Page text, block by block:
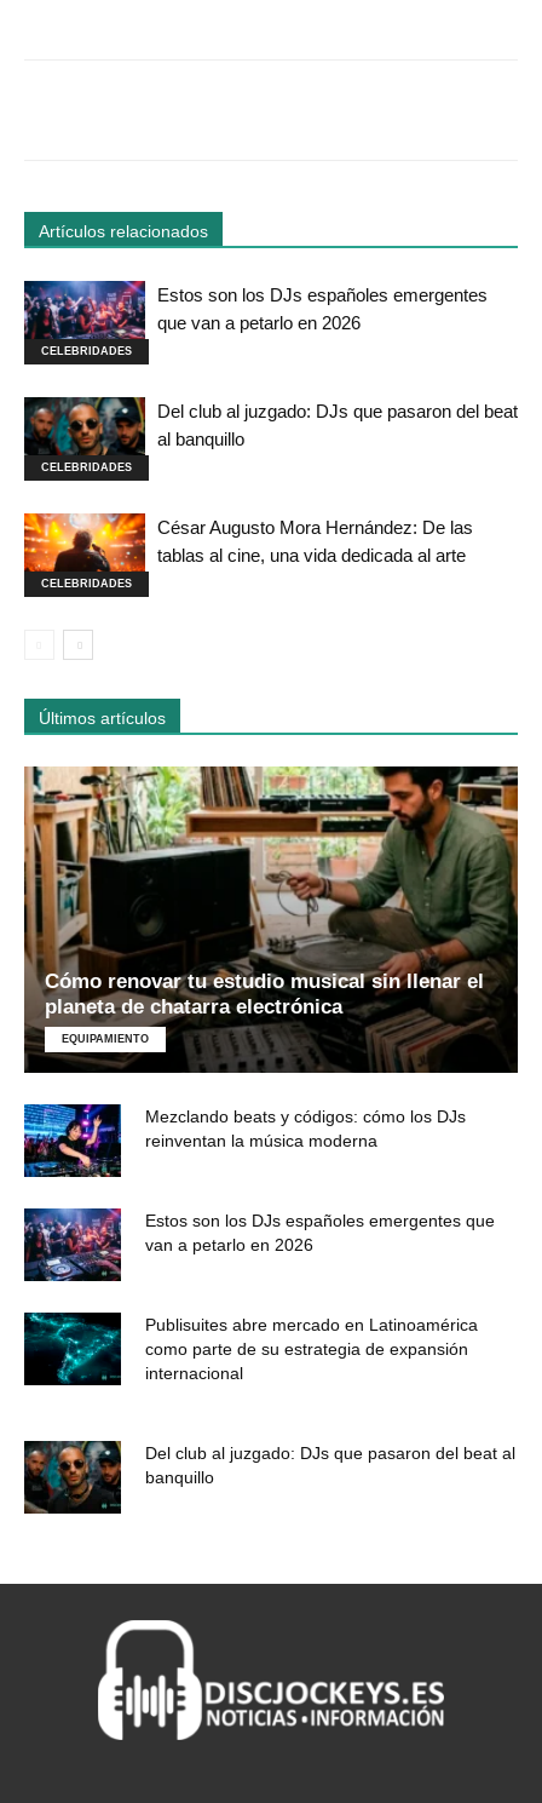
Artículos relacionados
CELEBRIDADES
Estos son los DJs españoles emergentes
que van a petarlo en 2026
CELEBRIDADES
Del club al juzgado: DJs que pasaron del beat
al banquillo
CELEBRIDADES
César Augusto Mora Hernández: De las
tablas al cine, una vida dedicada al arte
Últimos artículos
Cómo renovar tu estudio musical sin llenar el
planeta de chatarra electrónica
EQUIPAMIENTO
Mezclando beats y códigos: cómo los DJs
reinventan la música moderna
Estos son los DJs españoles emergentes que
van a petarlo en 2026
Publisuites abre mercado en Latinoamérica
como parte de su estrategia de expansión
internacional
Del club al juzgado: DJs que pasaron del beat al
banquillo